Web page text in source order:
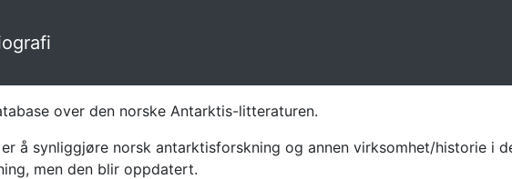
over den norske Antarktis-litteraturen.
å synliggjøre norsk antarktisforskning og annen virksomhet/historie i
men den blir oppdatert.